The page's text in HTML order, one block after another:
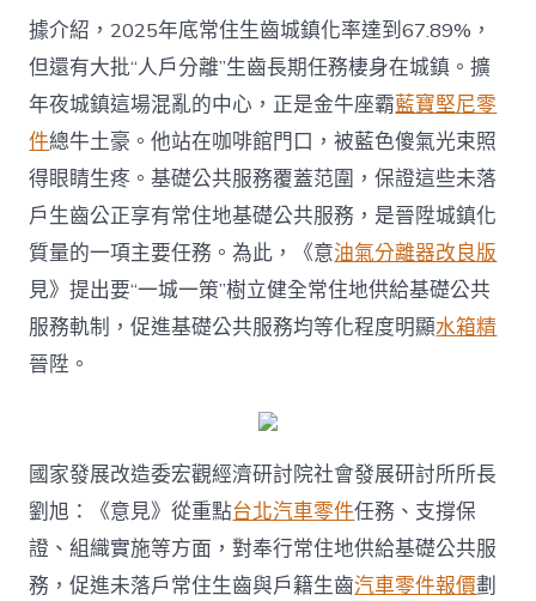
保…
OSDER
奧
斯
德
汽
車
材
料…
國
家
新
政
惠
常
住
生
齒〉
中
據介紹，2025年底常住生齒城鎮化率達到67.89%，
但還有大批“人戶分離”生齒長期任務棲身在城鎮。擴
年夜城鎮這場混亂的中心，正是金牛座霸藍寶堅尼零
件總牛土豪。他站在咖啡館門口，被藍色傻氣光束照
得眼睛生疼。基礎公共服務覆蓋范圍，保證這些未落
戶生齒公正享有常住地基礎公共服務，是晉陞城鎮化
質量的一項主要任務。為此，《意油氣分離器改良版
見》提出要“一城一策”樹立健全常住地供給基礎公共
服務軌制，促進基礎公共服務均等化程度明顯水箱精
晉陞。
國家發展改造委宏觀經濟研討院社會發展研討所所長
劉旭：《意見》從重點台北汽車零件任務、支撐保
證、組織實施等方面，對奉行常住地供給基礎公共服
務，促進未落戶常住生齒與戶籍生齒汽車零件報價劃